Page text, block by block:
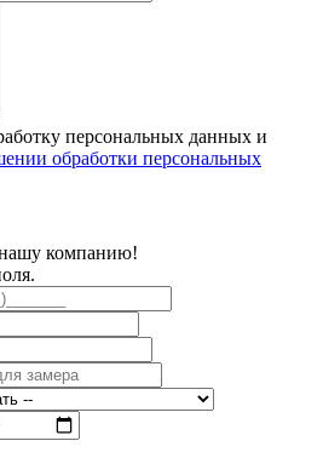
персональных данных и
обработки персональных
компанию!